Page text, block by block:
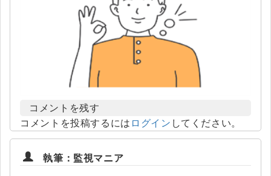
コメントを残す
コメントを投稿するには ログイン してください。
執筆：監視マニア